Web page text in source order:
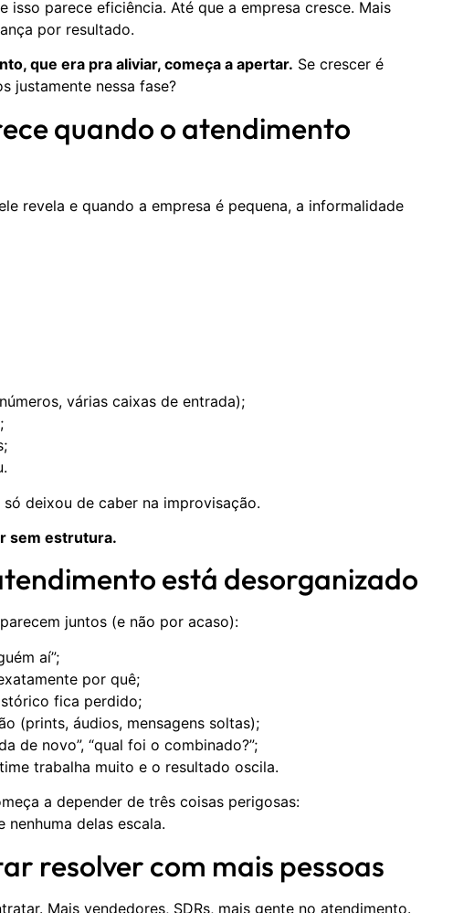
isso parece eficiência. Até que a empresa cresce. Mais
por resultado.
que era pra aliviar, começa a apertar. Se crescer é
justamente nessa fase?
quando o atendimento
revela e quando a empresa é pequena, a informalidade
várias caixas de entrada);
deixou de caber na improvisação.
sem estrutura.
está desorganizado
juntos (e não por acaso):
aí”;
por quê;
fica perdido;
(prints, áudios, mensagens soltas);
de novo”, “qual foi o combinado?”;
trabalha muito e o resultado oscila.
a depender de três coisas perigosas:
nenhuma delas escala.
resolver com mais pessoas
Mais vendedores, SDRs, mais gente no atendimento.